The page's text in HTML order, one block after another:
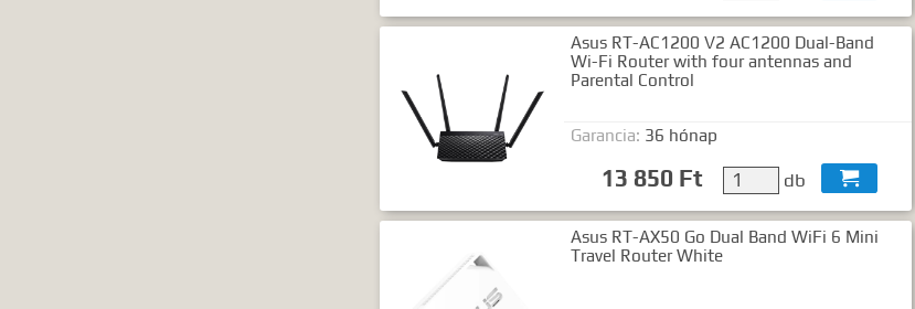
Asus RT-AC1200 V2 AC1200 Dual-Band
Wi-Fi Router with four antennas and
Parental Control
Garancia: 36 hónap
13 850 Ft db 
Asus RT-AX50 Go Dual Band WiFi 6 Mini
Travel Router White